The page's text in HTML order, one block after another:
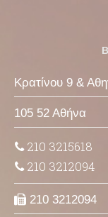
Κρατίνου 9 &
105 52 Αθήνα
210 3215618
210 3212094
210 3212094